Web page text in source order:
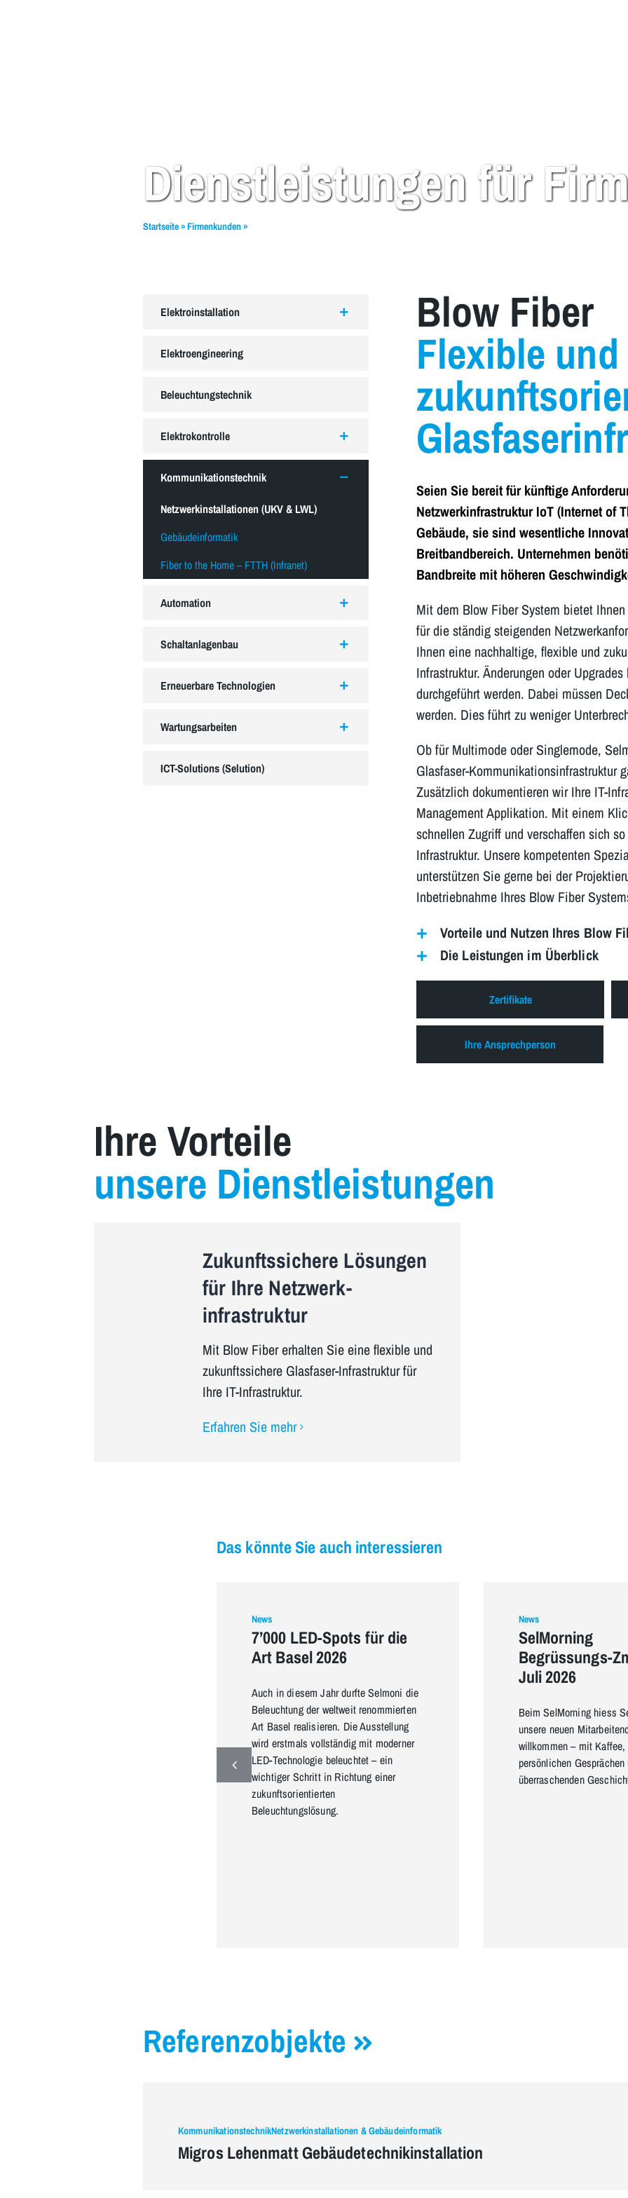
Dienstleistungen für
Startseite»Firmenkunden»
Elektroinstallation
Elektroengineering
Beleuchtungstechnik
Elektrokontrolle
Kommunikationstechnik
Netzwerkinstallationen (UKV & LWL)
Gebäudeinformatik
Fiber to the Home – FTTH (Infranet)
Automation
Schaltanlagenbau
Erneuerbare Technologien
Wartungsarbeiten
ICT-Solutions (Selution)
Blow Fiber
Flexible und
Seien Sie bereit für künftige
Netzwerkinfrastruktur IoT (Internet of
Gebäude, sie sind wesentliche
Breitbandbereich. Unternehmen
Bandbreite mit höheren
Mit dem Blow Fiber System bietet
für die ständig steigenden
Ihnen eine nachhaltige, flexible und
Infrastruktur. Änderungen oder
durchgeführt werden. Dabei müssen
werden. Dies führt zu weniger
Ob für Multimode oder Singlemode,
Glasfaser-Kommunikationsinfrastruktur
Zusätzlich dokumentieren wir Ihre IT-
Management Applikation. Mit einem
schnellen Zugriff und verschaffen sich
Infrastruktur. Unsere kompetenten
unterstützen Sie gerne bei der
Inbetriebnahme Ihres Blow Fiber
Vorteile und Nutzen Ihres Blow
Die Leistungen im Überblick
Zertifikate
Ihre Ansprechperson
Ihre Vorteile
unsere Dienstleistungen
Zukunftssichere Lösungen
für Ihre Netzwerk-
infrastruktur
Mit Blow Fiber erhalten Sie eine flexible und
zukunftssichere Glasfaser-Infrastruktur für
Ihre IT-Infrastruktur.
Erfahren Sie mehr
Das könnte Sie auch interessieren
News
7’000 LED-Spots für die
Art Basel 2026
Auch in diesem Jahr durfte Selmoni die
Beleuchtung der weltweit renommierten
Art Basel realisieren. Die Ausstellung
wird erstmals vollständig mit moderner
LED-Technologie beleuchtet – ein
wichtiger Schritt in Richtung einer
zukunftsorientierten
Beleuchtungslösung.
News
SelMorning
Begrüssungs-
Juli 2026
Beim SelMorning hiess
unsere neuen
willkommen – mit
persönlichen Gesprächen
überraschenden
Referenzobjekte
KommunikationstechnikNetzwerkinstallationen & Gebäudeinformatik
Migros Lehenmatt Gebäudetechnikinstallation